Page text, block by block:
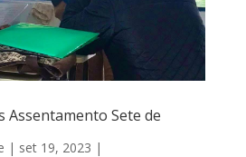
Sete de
| set 19, 2023 |